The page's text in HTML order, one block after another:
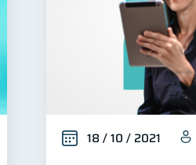
18 / 10 / 2021